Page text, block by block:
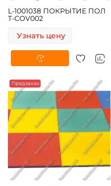
L-1001038 ПОКРЫТИЕ ПОЛ
T-COV002
Узнать цену
Предзаказ